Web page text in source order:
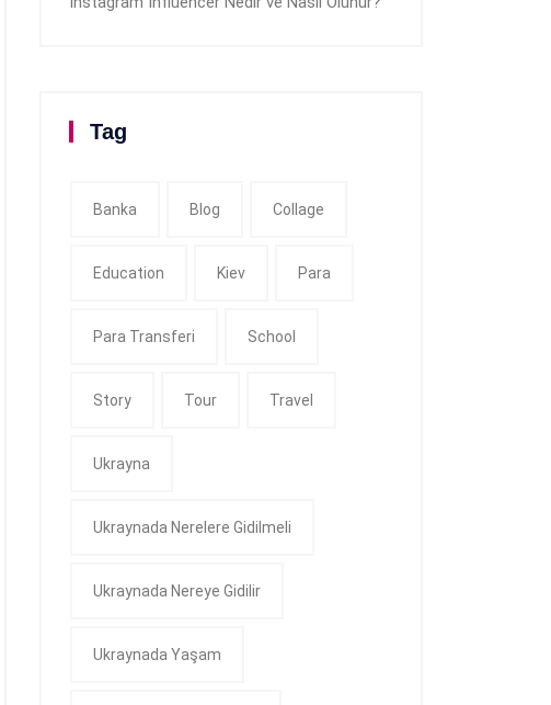
Tag
Banka Blog Collage
Education Kiev Para
Para Transferi School
Story Tour Travel
Ukrayna
Ukraynada Nerelere Gidilmeli
Ukraynada Nereye Gidilir
Ukraynada Yaşam